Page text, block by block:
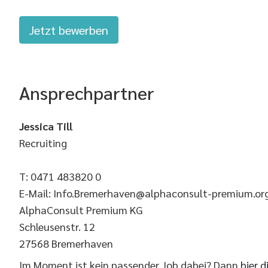
Jetzt bewerben
Ansprechpartner
Jessica Till
Recruiting
T: 0471 483820 0
E-Mail: Info.Bremerhaven@alphaconsult-
AlphaConsult Premium KG
Schleusenstr. 12
27568 Bremerhaven
Im Moment ist kein passender Job dabei? Dann hier